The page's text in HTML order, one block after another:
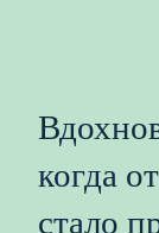
когда
стало